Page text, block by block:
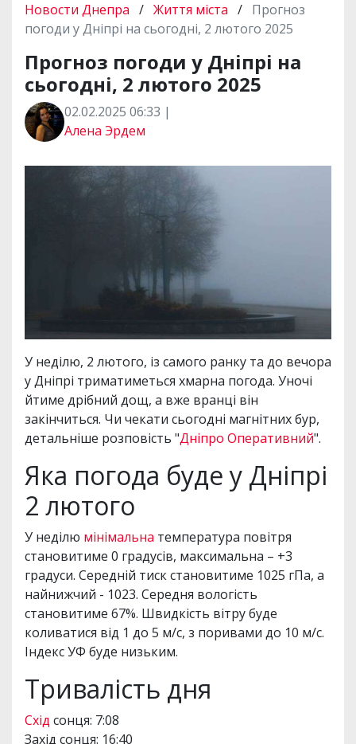
Новости Днепра / Життя міста / Прогноз
погоди у Дніпрі на сьогодні, 2 лютого 2025
Прогноз погоди у Дніпрі на
сьогодні, 2 лютого 2025
02.02.2025 06:33 |
Алена Эрдем
У неділю, 2 лютого, із самого ранку та до вечора
у Дніпрі триматиметься хмарна погода. Уночі
йтиме дрібний дощ, а вже вранці він
закінчиться. Чи чекати сьогодні магнітних бур,
детальніше розповість "Дніпро Оперативний".
Яка погода буде у Дніпрі
2 лютого
У неділю мінімальна температура повітря
становитиме 0 градусів, максимальна – +3
градуси. Середній тиск становитиме 1025 гПа, а
найнижчий - 1023. Середня вологість
становитиме 67%. Швидкість вітру буде
коливатися від 1 до 5 м/с, з поривами до 10 м/с.
Індекс УФ буде низьким.
Тривалість дня
Схід сонця: 7:08
Захід сонця: 16:40